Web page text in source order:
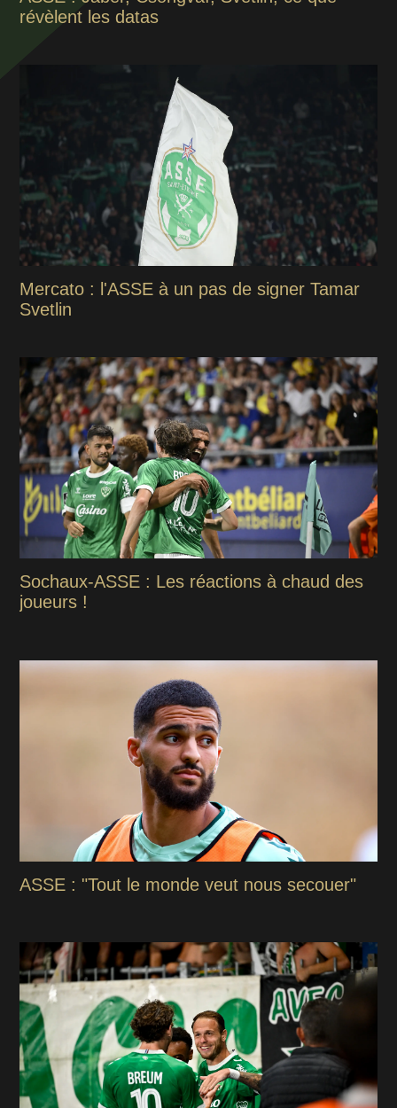
révèlent les datas
Mercato : l'ASSE à un pas de signer Tamar
Svetlin
Sochaux-ASSE : Les réactions à chaud des
joueurs !
ASSE : "Tout le monde veut nous secouer"